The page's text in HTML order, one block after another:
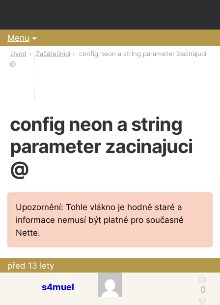
Menu
Úvod Začátečníci
config neon a string parameter zacinajuci
@
config neon a string
parameter zacinajuci
@
Upozornění: Tohle vlákno je hodně staré a
informace nemusí být platné pro současné
Nette.
před 13 lety
s4muel